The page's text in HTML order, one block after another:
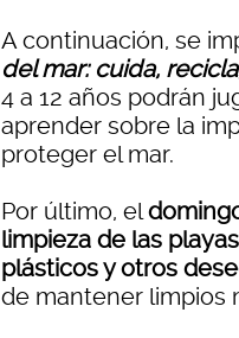
A continuación, se
del mar: cuida,
4 a 12 años podrán
aprender sobre la
proteger el mar.
Por último, el
limpieza de las
plásticos y otros
de mantener limpios